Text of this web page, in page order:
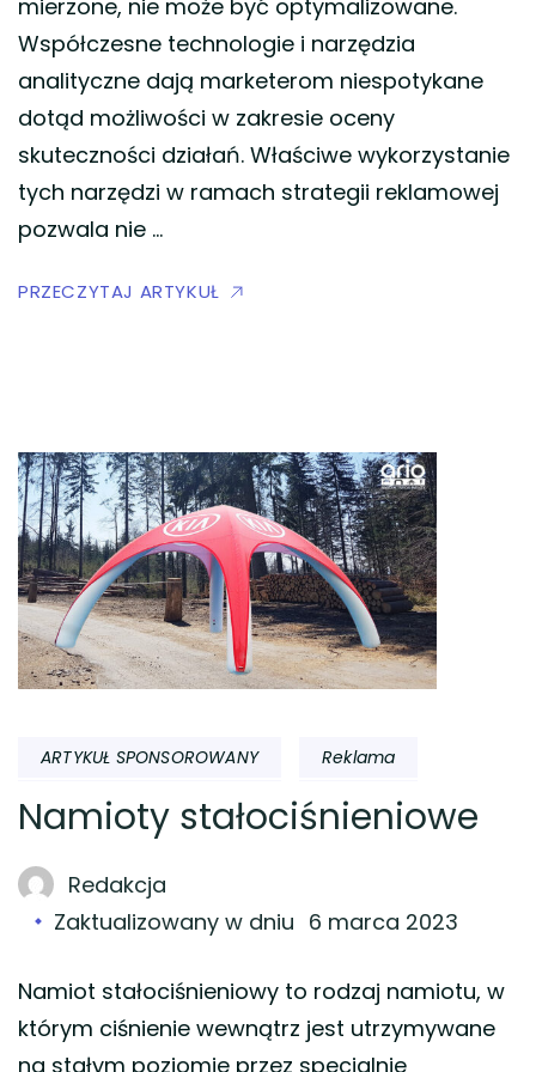
mierzone, nie może być optymalizowane.
Współczesne technologie i narzędzia
analityczne dają marketerom niespotykane
dotąd możliwości w zakresie oceny
skuteczności działań. Właściwe wykorzystanie
tych narzędzi w ramach strategii reklamowej
pozwala nie …
PRZECZYTAJ ARTYKUŁ
ARTYKUŁ SPONSOROWANY Reklama
Namioty stałociśnieniowe
Redakcja
Zaktualizowany w dniu 6 marca 2023
Namiot stałociśnieniowy to rodzaj namiotu, w
którym ciśnienie wewnątrz jest utrzymywane
na stałym poziomie przez specjalnie